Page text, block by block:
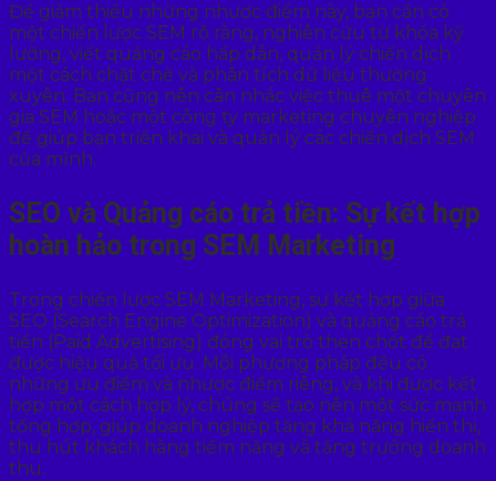
Để giảm thiểu những nhược điểm này, bạn cần có
một chiến lược SEM rõ ràng, nghiên cứu từ khóa kỹ
lưỡng, viết quảng cáo hấp dẫn, quản lý chiến dịch
một cách chặt chẽ và phân tích dữ liệu thường
xuyên. Bạn cũng nên cân nhắc việc thuê một chuyên
gia SEM hoặc một công ty marketing chuyên nghiệp
để giúp bạn triển khai và quản lý các chiến dịch SEM
của mình.
SEO và Quảng cáo trả tiền: Sự kết hợp
hoàn hảo trong SEM Marketing
Trong chiến lược SEM Marketing, sự kết hợp giữa
SEO (Search Engine Optimization) và quảng cáo trả
tiền (Paid Advertising) đóng vai trò then chốt để đạt
được hiệu quả tối ưu. Mỗi phương pháp đều có
những ưu điểm và nhược điểm riêng, và khi được kết
hợp một cách hợp lý, chúng sẽ tạo nên một sức mạnh
tổng hợp, giúp doanh nghiệp tăng khả năng hiển thị,
thu hút khách hàng tiềm năng và tăng trưởng doanh
thu.